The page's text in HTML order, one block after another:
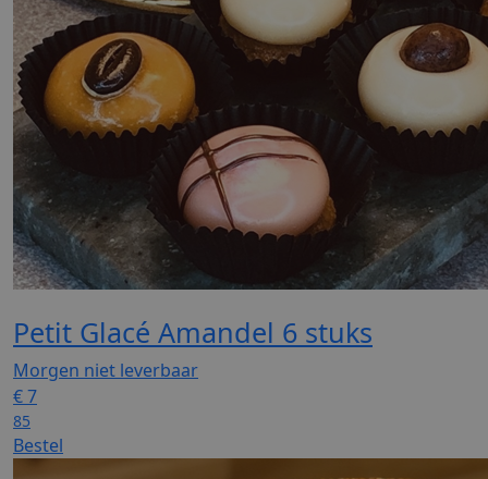
Petit Glacé Amandel 6 stuks
Morgen niet leverbaar
€7
85
Bestel